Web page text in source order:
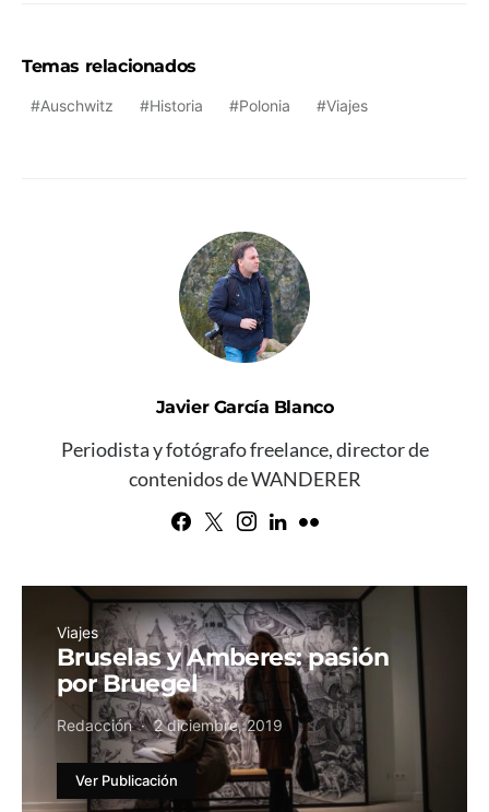
Temas relacionados
Auschwitz Historia Polonia Viajes
Javier García Blanco
Periodista y fotógrafo freelance, director de
contenidos de WANDERER
Viajes
Bruselas y Amberes: pasión
por Bruegel
Redacción 2 diciembre, 2019
Ver Publicación